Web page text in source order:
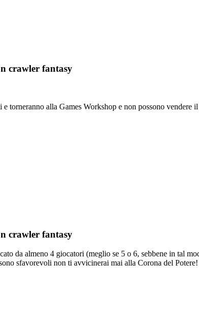
crawler fantasy
torneranno alla Games Workshop e non possono
crawler fantasy
da almeno 4 giocatori (meglio se 5 o 6, sebbene in tal
sfavorevoli non ti avvicinerai mai alla Corona del Potere!